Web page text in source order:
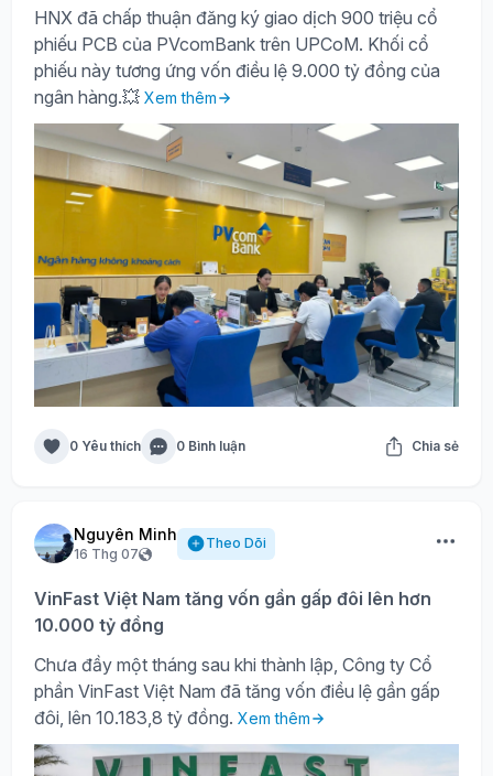
HNX đã chấp thuận đăng ký giao dịch 900 triệu cổ
phiếu PCB của PVcomBank trên UPCoM. Khối cổ
phiếu này tương ứng vốn điều lệ 9.000 tỷ đồng của
ngân hàng.💥 Xem thêm
0 Yêu thích 0 Bình luận Chia sẻ
Nguyên Minh
16 Thg 07
Theo Dõi
VinFast Việt Nam tăng vốn gần gấp đôi lên hơn
10.000 tỷ đồng
Chưa đầy một tháng sau khi thành lập, Công ty Cổ
phần VinFast Việt Nam đã tăng vốn điều lệ gần gấp
đôi, lên 10.183,8 tỷ đồng. Xem thêm